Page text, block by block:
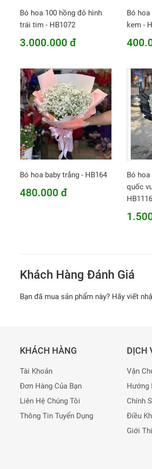
Bó hoa 100 hồng đỏ hình
trái tim - HB1072
3.000.000 đ
Bó
kem -
Bó hoa baby trắng - HB164
480.000 đ
Bó
quốc
HB1116
Khách Hàng Đánh Giá
Bạn đã mua sản phẩm này? Hãy viết
KHÁCH HÀNG
Tài Khoản
Đơn Hàng Của Bạn
Liên Hệ Chúng Tôi
Thông Tin Tuyển Dụng
DỊCH
Vận
Hướng
Chính
Điều
Giới